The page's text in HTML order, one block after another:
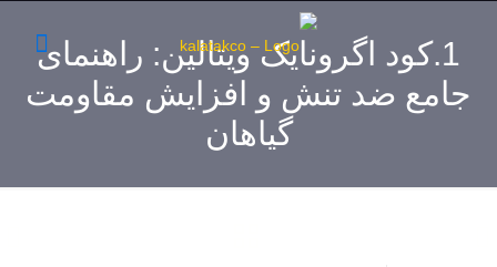
1.کود اگرونایک ویتالین: راهنمای
جامع ضد تنش و افزایش مقاومت
گیاهان